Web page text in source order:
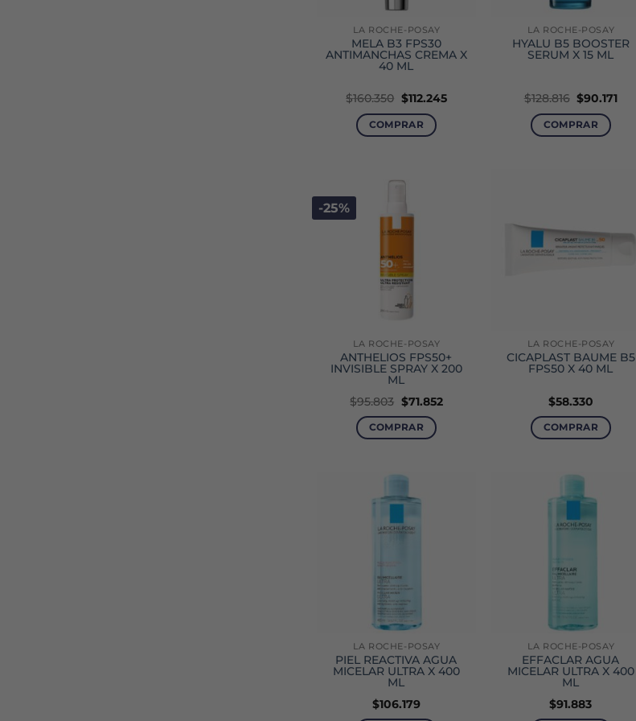
LA ROCHE-POSAY
MELA B3 FPS30
ANTIMANCHAS CREMA X
40 ML
$160.350 El
original
era:
$112.245El
COMPRAR
LA ROCHE-POSAY
HYALU B5 BOOSTER
SERUM X 15 ML
$128.816 El
original
era:
$90.171El
COMPRAR
-25%
LA ROCHE-POSAY
ANTHELIOS FPS50+
INVISIBLE SPRAY X 200
ML
$95.803 El
precio
original
era:
$71.852El
COMPRAR
LA ROCHE-POSAY
CICAPLAST BAUME B5
FPS50 X 40 ML
$58.330
COMPRAR
LA ROCHE-POSAY
PIEL REACTIVA AGUA
MICELAR ULTRA X 400
ML
$106.179
LA ROCHE-POSAY
EFFACLAR AGUA
MICELAR ULTRA X 400
ML
$91.883